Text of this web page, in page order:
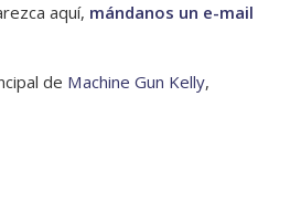
aquí, mándanos un e-mail
de Machine Gun Kelly,